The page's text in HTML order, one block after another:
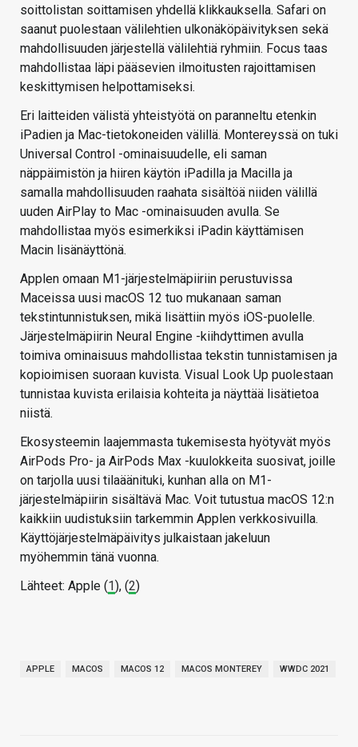
soittolistan soittamisen yhdellä klikkauksella. Safari on
saanut puolestaan välilehtien ulkonäköpäivityksen sekä
mahdollisuuden järjestellä välilehtiä ryhmiin. Focus taas
mahdollistaa läpi pääsevien ilmoitusten rajoittamisen
keskittymisen helpottamiseksi.
Eri laitteiden välistä yhteistyötä on paranneltu etenkin
iPadien ja Mac-tietokoneiden välillä. Montereyssä on tuki
Universal Control -ominaisuudelle, eli saman
näppäimistön ja hiiren käytön iPadilla ja Macilla ja
samalla mahdollisuuden raahata sisältöä niiden välillä
uuden AirPlay to Mac -ominaisuuden avulla. Se
mahdollistaa myös esimerkiksi iPadin käyttämisen
Macin lisänäyttönä.
Applen omaan M1-järjestelmäpiiriin perustuvissa
Maceissa uusi macOS 12 tuo mukanaan saman
tekstintunnistuksen, mikä lisättiin myös iOS-puolelle.
Järjestelmäpiirin Neural Engine -kiihdyttimen avulla
toimiva ominaisuus mahdollistaa tekstin tunnistamisen ja
kopioimisen suoraan kuvista. Visual Look Up puolestaan
tunnistaa kuvista erilaisia kohteita ja näyttää lisätietoa
niistä.
Ekosysteemin laajemmasta tukemisesta hyötyvät myös
AirPods Pro- ja AirPods Max -kuulokkeita suosivat, joille
on tarjolla uusi tilaäänituki, kunhan alla on M1-
järjestelmäpiirin sisältävä Mac. Voit tutustua macOS 12:n
kaikkiin uudistuksiin tarkemmin Applen verkkosivuilla.
Käyttöjärjestelmäpäivitys julkaistaan jakeluun
myöhemmin tänä vuonna.
Lähteet: Apple (1), (2)
APPLE MACOS MACOS 12 MACOS MONTEREY WWDC 2021